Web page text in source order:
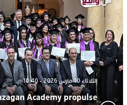
الإعلامي سعيد بلفقير في دورة
الثلاثاء 10 مارس 2026 - 10:40
Academy propulse